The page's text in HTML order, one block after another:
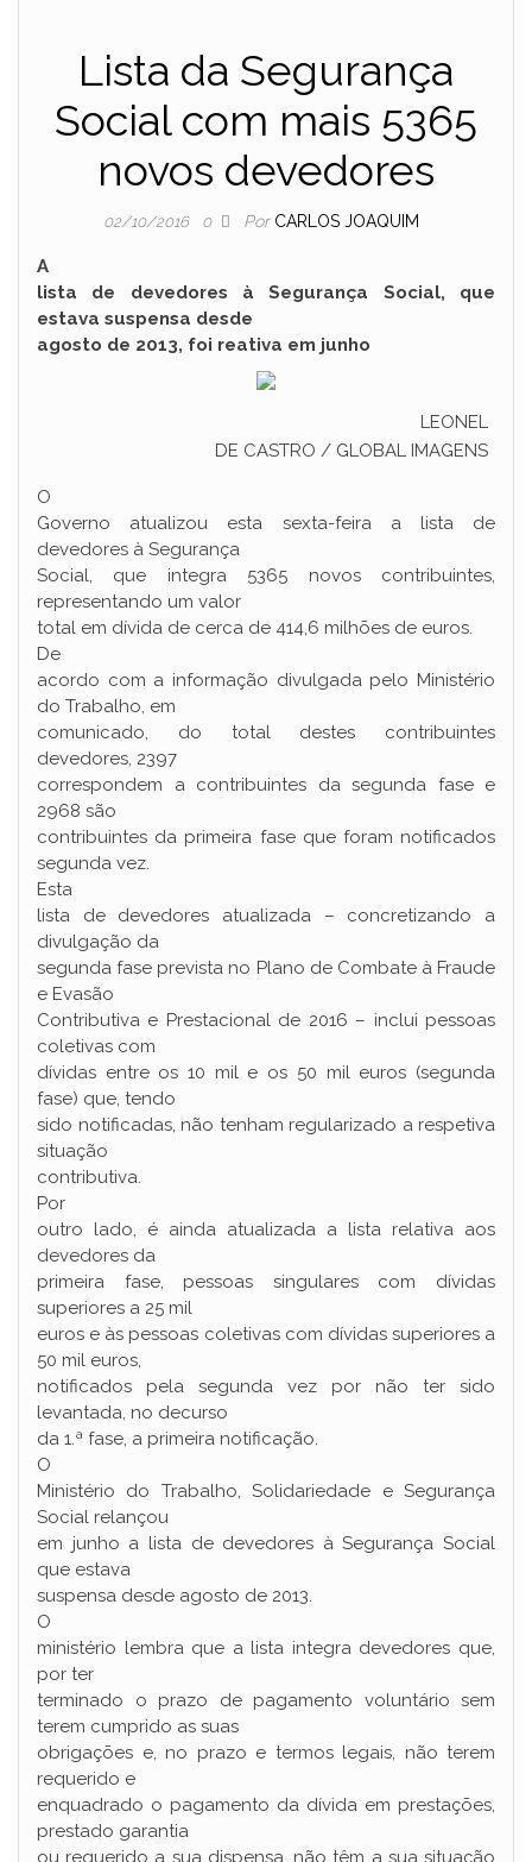
Lista da Segurança
Social com mais 5365
novos devedores
02/10/2016 0 Por CARLOS JOAQUIM
A
lista de devedores à Segurança Social, que
estava suspensa desde
agosto de 2013, foi reativa em junho
LEONEL
DE CASTRO / GLOBAL IMAGENS
O
Governo atualizou esta sexta-feira a lista de
devedores à Segurança
Social, que integra 5365 novos contribuintes,
representando um valor
total em dívida de cerca de 414,6 milhões de euros.
De
acordo com a informação divulgada pelo Ministério
do Trabalho, em
comunicado, do total destes contribuintes
devedores, 2397
correspondem a contribuintes da segunda fase e
2968 são
contribuintes da primeira fase que foram notificados
segunda vez.
Esta
lista de devedores atualizada – concretizando a
divulgação da
segunda fase prevista no Plano de Combate à Fraude
e Evasão
Contributiva e Prestacional de 2016 – inclui pessoas
coletivas com
dívidas entre os 10 mil e os 50 mil euros (segunda
fase) que, tendo
sido notificadas, não tenham regularizado a respetiva
situação
contributiva.
Por
outro lado, é ainda atualizada a lista relativa aos
devedores da
primeira fase, pessoas singulares com dívidas
superiores a 25 mil
euros e às pessoas coletivas com dívidas superiores a
50 mil euros,
notificados pela segunda vez por não ter sido
levantada, no decurso
da 1.ª fase, a primeira notificação.
O
Ministério do Trabalho, Solidariedade e Segurança
Social relançou
em junho a lista de devedores à Segurança Social
que estava
suspensa desde agosto de 2013.
O
ministério lembra que a lista integra devedores que,
por ter
terminado o prazo de pagamento voluntário sem
terem cumprido as suas
obrigações e, no prazo e termos legais, não terem
requerido e
enquadrado o pagamento da dívida em prestações,
prestado garantia
ou requerido a sua dispensa, não têm a sua situação